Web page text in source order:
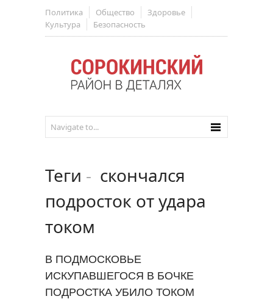
Политика Общество
Здоровье
Культура
Безопасность
Теги - скончался
подросток от удара
током
В ПОДМОСКОВЬЕ
ИСКУПАВШЕГОСЯ В БОЧКЕ
ПОДРОСТКА УБИЛО ТОКОМ